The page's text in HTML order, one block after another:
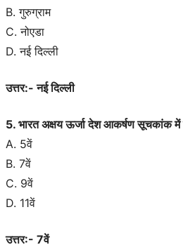
B. गुरुग्राम
C. नोएडा
D. नई दिल्ली
उत्तर:- नई दिल्ली
5. भारत अक्षय ऊर्जा देश आकर्षण सूचकांक
A. 5वें
B. 7वें
C. 9वें
D. 11वें
उत्तर:- 7वें